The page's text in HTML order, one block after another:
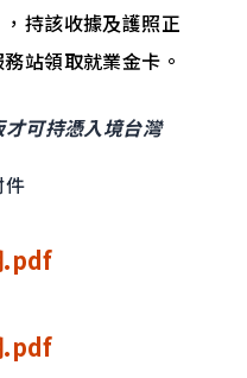
持該收據及護照正
站領取就業金卡。
可持憑入境台灣
件
.pdf
.pdf